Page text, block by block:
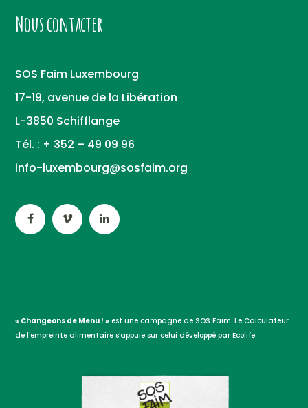
Nous contacter
SOS Faim Luxembourg
17-19, avenue de la Libération
L-3850 Schifflange
Tél. : + 352 – 49 09 96
info-luxembourg@sosfaim.org
« Changeons de Menu ! » est une campagne de SOS Faim. Le Calculateur
de l'empreinte alimentaire s'appuie sur celui développé par Ecolife.